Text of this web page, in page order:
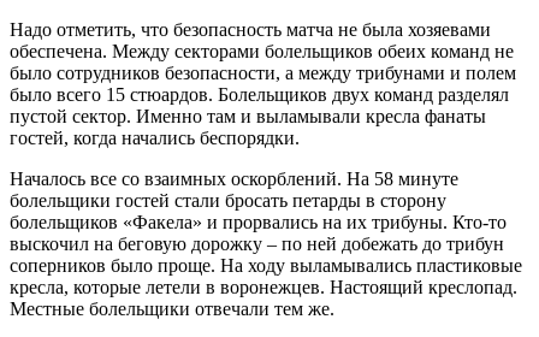
Надо отметить, что безопасность матча не была хозяевами
обеспечена. Между секторами болельщиков обеих команд не
было сотрудников безопасности, а между трибунами и полем
было всего 15 стюардов. Болельщиков двух команд разделял
пустой сектор. Именно там и выламывали кресла фанаты
гостей, когда начались беспорядки.
Началось все со взаимных оскорблений. На 58 минуте
болельщики гостей стали бросать петарды в сторону
болельщиков «Факела» и прорвались на их трибуны. Кто-то
выскочил на беговую дорожку – по ней добежать до трибун
соперников было проще. На ходу выламывались пластиковые
кресла, которые летели в воронежцев. Настоящий креслопад.
Местные болельщики отвечали тем же.